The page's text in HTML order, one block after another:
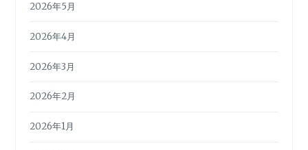
2026年5月
2026年4月
2026年3月
2026年2月
2026年1月